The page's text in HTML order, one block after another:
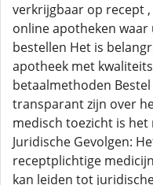
verkrijgbaar op recept
online apotheken
bestellen Het is
apotheek met
betaalmethoden
transparant zijn over
medisch toezicht is
Juridische Gevolgen:
receptplichtige
kan leiden tot